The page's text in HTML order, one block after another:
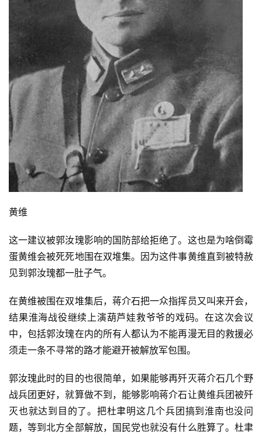
黄维
这一建议被郭汝瑰影响的国防部给拒绝了。这也是为啥倒霉
蛋黄维会被死死地围在双堆集。因为这件事黄维直到被特赦
见到郭汝瑰都一肚子气。
在黄维被围在双堆集后，蒋介石把一众指挥员又叫来开会，
结果淮海战役继续上演葫芦娃救爷爷的戏码。在这次会议
中，包括郭汝瑰在内的所有人都认为不能再漫无目的救援必
须走一条不寻常的路才能避开被解放军包围。
郭汝瑰此时的目的也很简单，如果能够再歼灭蒋介石几个野
战兵团更好，就算做不到，能够影响蒋介石让黄维兵团被歼
灭也就达到目的了。把杜聿明这几个兵团搞到淮南也没问
题，等到北方全部解放，国民党也就没有什么胜算了。杜聿